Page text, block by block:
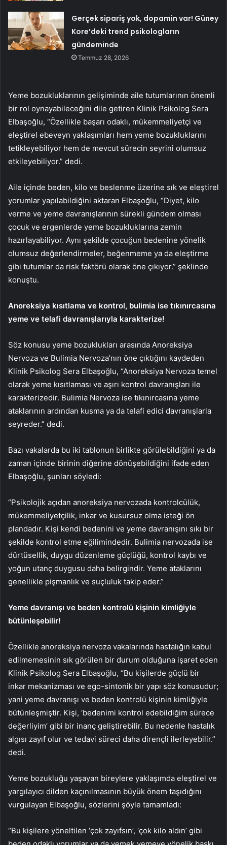
Gerçek sipariş yok, dopamin var! Güney
Kore’deki trend psikologların
gündeminde
Temmuz 28, 2026
Yeme bozukluklarının gelişiminde aile tutumlarının önemli
bir rol oynayabileceğini dile getiren Klinik Psikolog Sera
Elbaşoğlu, “Özellikle başarı odaklı, mükemmeliyetçi ve
eleştirel ebeveyn yaklaşımları hem yeme bozukluklarını
tetikleyebiliyor hem de mevcut sürecin seyrini olumsuz
etkileyebiliyor.” dedi.
Aile içinde beden, kilo ve beslenme üzerine sık ve eleştirel
yorumlar yapılabildiğini aktaran Elbaşoğlu, “Diyet, kilo
verme ve yeme davranışlarının sürekli gündem olması
çocuk ve ergenlerde yeme bozukluklarına zemin
hazırlayabiliyor. Aynı şekilde çocuğun bedenine yönelik
olumsuz değerlendirmeler, beğenmeme ya da eleştirme
gibi tutumlar da risk faktörü olarak öne çıkıyor.” şeklinde
konuştu.
Anoreksiya kısıtlama ve kontrol, bulimia ise tıkınırcasına
yeme ve telafi davranışlarıyla karakterize!
Söz konusu yeme bozuklukları arasında Anoreksiya
Nervoza ve Bulimia Nervoza’nın öne çıktığını kaydeden
Klinik Psikolog Sera Elbaşoğlu, “Anoreksiya Nervoza temel
olarak yeme kısıtlaması ve aşırı kontrol davranışları ile
karakterizedir. Bulimia Nervoza ise tıkınırcasına yeme
ataklarının ardından kusma ya da telafi edici davranışlarla
seyreder.” dedi.
Bazı vakalarda bu iki tablonun birlikte görülebildiğini ya da
zaman içinde birinin diğerine dönüşebildiğini ifade eden
Elbaşoğlu, şunları söyledi:
“Psikolojik açıdan anoreksiya nervozada kontrolcülük,
mükemmeliyetçilik, inkar ve kusursuz olma isteği ön
plandadır. Kişi kendi bedenini ve yeme davranışını sıkı bir
şekilde kontrol etme eğilimindedir. Bulimia nervozada ise
dürtüsellik, duygu düzenleme güçlüğü, kontrol kaybı ve
yoğun utanç duygusu daha belirgindir. Yeme ataklarını
genellikle pişmanlık ve suçluluk takip eder.”
Yeme davranışı ve beden kontrolü kişinin kimliğiyle
bütünleşebilir!
Özellikle anoreksiya nervoza vakalarında hastalığın kabul
edilmemesinin sık görülen bir durum olduğuna işaret eden
Klinik Psikolog Sera Elbaşoğlu, “Bu kişilerde güçlü bir
inkar mekanizması ve ego-sintonik bir yapı söz konusudur;
yani yeme davranışı ve beden kontrolü kişinin kimliğiyle
bütünleşmiştir. Kişi, ‘bedenimi kontrol edebildiğim sürece
değerliyim’ gibi bir inanç geliştirebilir. Bu nedenle hastalık
algısı zayıf olur ve tedavi süreci daha dirençli ilerleyebilir.”
dedi.
Yeme bozukluğu yaşayan bireylere yaklaşımda eleştirel ve
yargılayıcı dilden kaçınılmasının büyük önem taşıdığını
vurgulayan Elbaşoğlu, sözlerini şöyle tamamladı:
“Bu kişilere yöneltilen ‘çok zayıfsın’, ‘çok kilo aldın’ gibi